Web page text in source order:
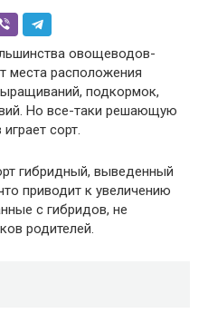
овощеводов-
места расположения
подкормок,
Но все-таки решающую
сорт.
гибридный, выведенный
приводит к увеличению
с гибридов, не
родителей.